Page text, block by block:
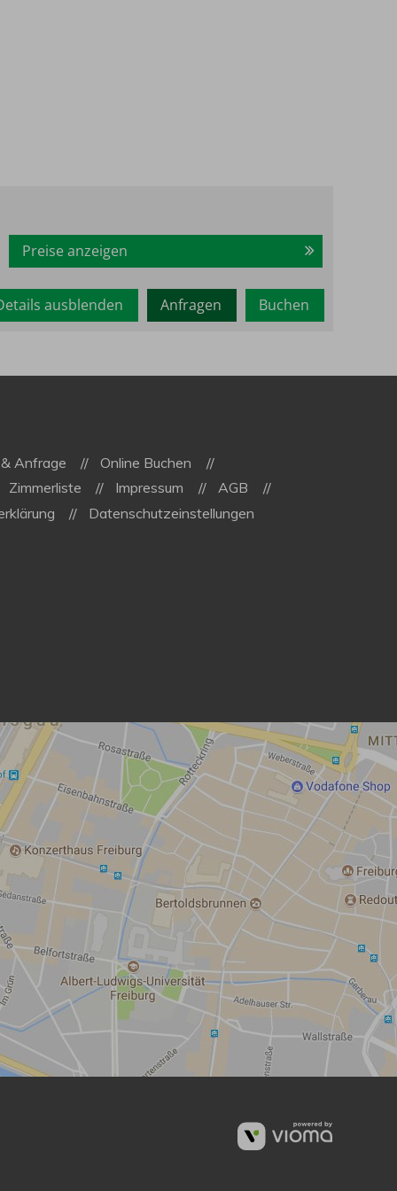
Preise anzeigen
Buchen
Anfragen
ausblenden
Anfrage
Online Buchen
Zimmerliste Impressum
AGB
Datenschutzeinstellungen